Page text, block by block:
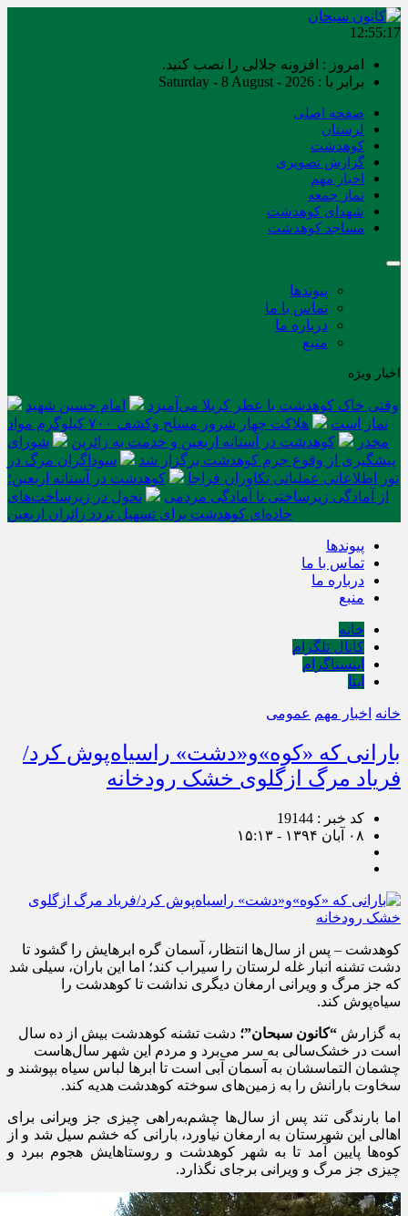
12:55:18
امروز : افزونه جلالی را نصب کنید.
برابر با : Saturday - 8 August - 2026
صفحه اصلی
لرستان
کوهدشت
گزارش تصویری
اخبار مهم
نماز جمعه
شهدای کوهدشت
مساجد کوهدشت
پیوندها
تماس با ما
درباره ما
منبع
اخبار ویژه
وقتی خاک کوهدشت با عطر کربلا می‌آمیزد
امام حسین شهید
نماز است
هلاکت چهار شرور مسلح وکشف ۷۰۰ کیلوگرم مواد
مخدر
کوهدشت در آستانه اربعین و خدمت‌ به زائرین
شورای
پیشگیری از وقوع جرم کوهدشت برگزار شد
سوداگران مرگ در
تور اطلاعاتی عملیاتی تکاوران فراجا
کوهدشت در آستانه اربعین؛
از آمادگی زیرساختی تا آمادگی مردمی
تحول در زیرساخت‌های
جاده‌ای کوهدشت برای تسهیل تردد زائران اربعین
پیوندها
تماس با ما
درباره ما
منبع
خانه
کانال تلگرام
اینستاگرام
ایتا
خانه اخبار مهم عمومی
بارانی که «کوه»و«دشت» راسیاه‌پوش کرد/
فریاد مرگ ازگلوی خشک رودخانه
کد خبر : 19144
۰۸ آبان ۱۳۹۴ - ۱۵:۱۳
کوهدشت – پس از سال‌ها انتظار، آسمان گره ابرهایش را گشود تا
دشت تشنه انبار غله لرستان را سیراب کند؛ اما این باران، سیلی شد
که جز مرگ و ویرانی ارمغان دیگری نداشت تا کوهدشت را
سیاه‌پوش کند.
به گزارش “کانون سبحان”؛ دشت تشنه کوهدشت بیش از ده سال
است در خشک‌سالی به سر می‌برد و مردم این شهر سال‌هاست
چشمان التماسشان به آسمان آبی است تا ابرها لباس سیاه بپوشند و
سخاوت بارانش را به زمین‌های سوخته کوهدشت هدیه کند.
اما بارندگی تند پس از سال‌ها چشم‌به‌راهی چیزی جز ویرانی برای
اهالی این شهرستان به ارمغان نیاورد، بارانی که خشم سیل شد و از
کوه‌ها پایین آمد تا به شهر کوهدشت و روستاهایش هجوم ببرد و
چیزی جز مرگ و ویرانی برجای نگذارد.